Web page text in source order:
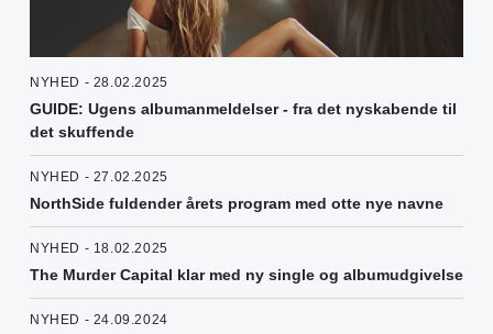
NYHED - 28.02.2025
GUIDE: Ugens albumanmeldelser - fra det nyskabende til
det skuffende
NYHED - 27.02.2025
NorthSide fuldender årets program med otte nye navne
NYHED - 18.02.2025
The Murder Capital klar med ny single og albumudgivelse
NYHED - 24.09.2024